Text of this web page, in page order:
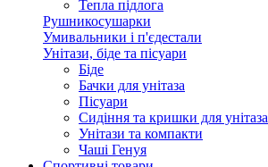
Тепла підлога
Рушникосушарки
Умивальники і п'єдестали
Унітази, біде та пісуари
Біде
Бачки для унітаза
Пісуари
Сидіння та кришки для унітаза
Унітази та компакти
Чаші Генуя